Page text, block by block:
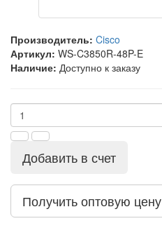
Производитель: Cisco
Артикул: WS-C3850R-48P-E
Наличие: Доступно к заказу
Добавить в счет
Получить оптовую цену